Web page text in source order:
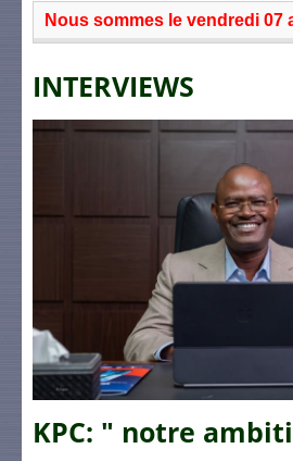
Nous sommes le vendredi 07
INTERVIEWS
KPC: " notre